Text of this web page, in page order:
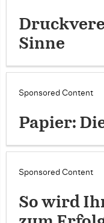
Sinne
Sponsored Content
Papier:
Sponsored Content
So wird